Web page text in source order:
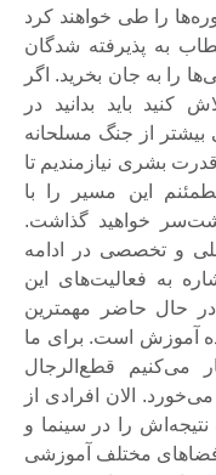
را طی خواهند کرد
به پذیرفته شدگان
را به جان بخرید. اگر
باید بدانید در
از جنگ مسلحانه
بشری نیازمندیم تا
این مسیر را با
خواهید گذاشت.
و تخصصی در ادامه
به فعالیت‌های این
حال حاضر مهمترین
آموزش است. برای ما
می‌کنیم قطع‌الرجال
الان افرادی از
را در سینما و
فضاهای مختلف آموزشی